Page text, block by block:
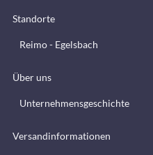
Standorte
Reimo - Egelsbach
Über uns
Unternehmensgeschichte
Versandinformationen